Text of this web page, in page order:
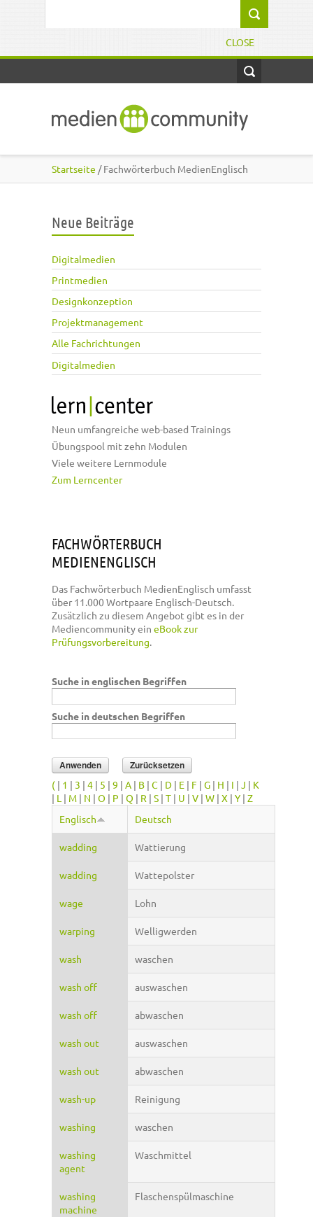
CLOSE
Startseite / Fachwörterbuch MedienEnglisch
Neue Beiträge
Digitalmedien
Printmedien
Designkonzeption
Projektmanagement
Alle Fachrichtungen
Digitalmedien
Neun umfangreiche web-based Trainings
Übungspool mit zehn Modulen
Viele weitere Lernmodule
Zum Lerncenter
FACHWÖRTERBUCH
MEDIENENGLISCH
Das Fachwörterbuch MedienEnglisch umfasst
über 11.000 Wortpaare Englisch-Deutsch.
Zusätzlich zu diesem Angebot gibt es in der
Mediencommunity ein eBook zur
Prüfungsvorbereitung.
Suche in englischen Begriffen
Suche in deutschen Begriffen
( | 1 | 3 | 4 | 5 | 9 | A | B | C | D | E | F | G | H | I | J | K
| L | M | N | O | P | Q | R | S | T | U | V | W | X | Y | Z
Englisch
Deutsch
wadding Wattierung
wadding Wattepolster
wage Lohn
warping Welligwerden
wash waschen
wash off auswaschen
wash off abwaschen
wash out auswaschen
wash out abwaschen
wash-up Reinigung
washing waschen
washing
agent
Waschmittel
washing
machine
Flaschenspülmaschine